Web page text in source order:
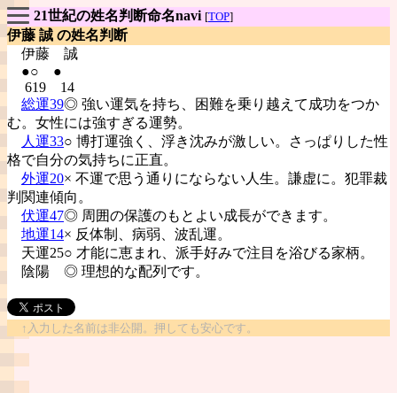
21世紀の姓名判断命名navi [TOP]
伊藤 誠 の姓名判断
伊藤 誠
●○ ●
619 14
総運39◎ 強い運気を持ち、困難を乗り越えて成功をつか
む。女性には強すぎる運勢。
人運33○ 博打運強く、浮き沈みが激しい。さっぱりした性
格で自分の気持ちに正直。
外運20× 不運で思う通りにならない人生。謙虚に。犯罪裁
判関連傾向。
伏運47◎ 周囲の保護のもとよい成長ができます。
地運14× 反体制、病弱、波乱運。
天運25○ 才能に恵まれ、派手好みで注目を浴びる家柄。
陰陽 ◎ 理想的な配列です。
↑入力した名前は非公開。押しても安心です。